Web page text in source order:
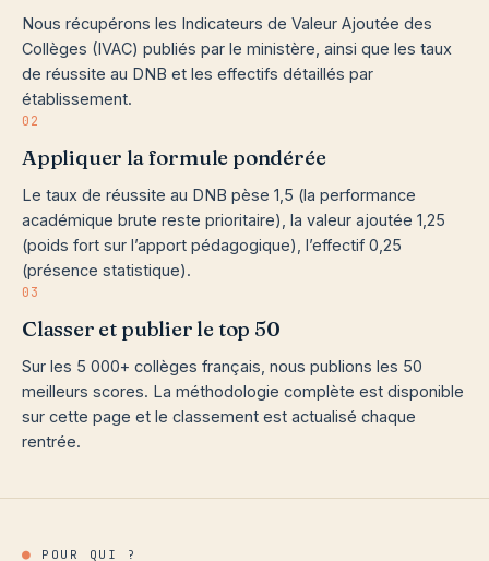
Nous récupérons les Indicateurs de Valeur Ajoutée des
Collèges (IVAC) publiés par le ministère, ainsi que les taux
de réussite au DNB et les effectifs détaillés par
établissement.
02
Appliquer la formule pondérée
Le taux de réussite au DNB pèse 1,5 (la performance
académique brute reste prioritaire), la valeur ajoutée 1,25
(poids fort sur l’apport pédagogique), l’effectif 0,25
(présence statistique).
03
Classer et publier le top 50
Sur les 5 000+ collèges français, nous publions les 50
meilleurs scores. La méthodologie complète est disponible
sur cette page et le classement est actualisé chaque
rentrée.
● POUR QUI ?